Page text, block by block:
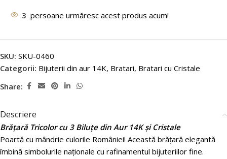
3 persoane urmăresc acest produs acum!
SKU: SKU-0460
Categorii: Bijuterii din aur 14K, Bratari, Bratari cu Cristale
Share:
Descriere
Brățară Tricolor cu 3 Biluțe din Aur 14K și Cristale
Poartă cu mândrie culorile României! Această brățară elegantă
îmbină simbolurile naționale cu rafinamentul bijuteriilor fine.